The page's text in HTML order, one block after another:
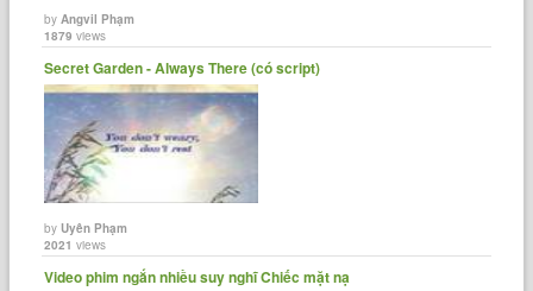
byAngvil Phạm
1879 views
Secret Garden - Always There (có script)
byUyên Phạm
2021 views
Video phim ngắn nhiều suy nghĩ Chiếc mặt nạ